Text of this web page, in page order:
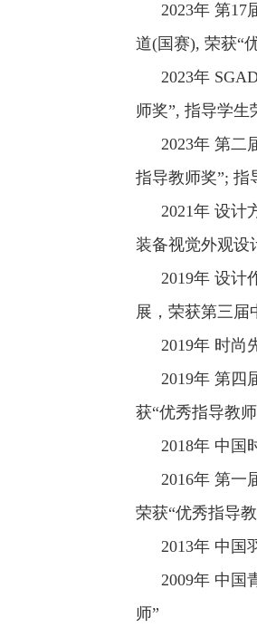
2023年 第17
道(国赛), 荣获“
2023年
师奖”, 指导学生
2023年 第二
指导教师奖”; 指
2021年 设计
装备视觉外观设
2019年 设计
展，荣获第三届
2019年 时尚
2019年 第四
获“优秀指导教
2018年 中国
2016年 第一
荣获“优秀指导
2013年 中国
2009年 中国
师”